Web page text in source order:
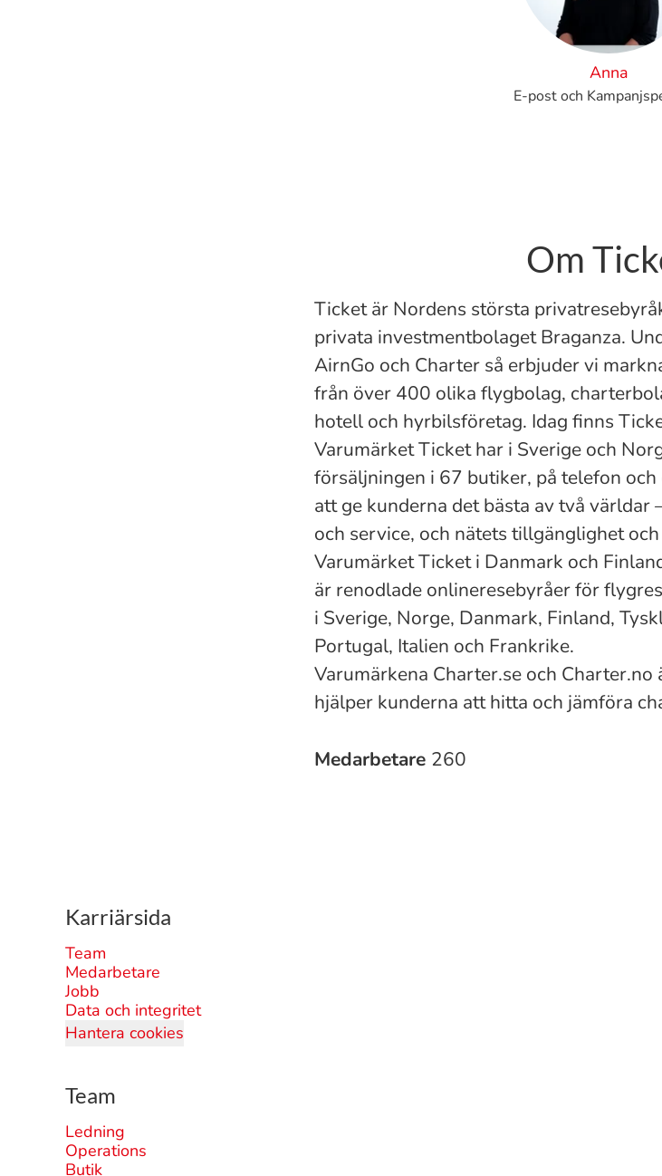
Anna
E-post och
Om
Ticket är Nordens största
privata investmentbolaget Braganza.
AirnGo och Charter så erbjuder vi
från över 400 olika flygbolag,
hotell och hyrbilsföretag. Idag finns
Varumärket Ticket har i Sverige och
försäljningen i 67 butiker, på telefon
att ge kunderna det bästa av två världar
och service, och nätets tillgänglighet
Varumärket Ticket i Danmark och
är renodlade onlineresebyråer för
i Sverige, Norge, Danmark, Finland,
Portugal, Italien och Frankrike.
Varumärkena Charter.se och
hjälper kunderna att hitta och jämföra
Medarbetare 260
Karriärsida
Team
Medarbetare
Jobb
Data och integritet
Hantera cookies
Team
Ledning
Operations
Butik